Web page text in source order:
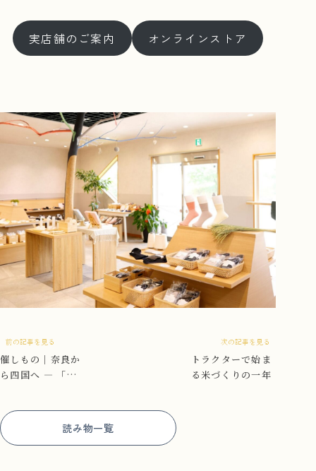
実店舗のご案内 オンラインストア
前の記事を見る
催しもの｜奈良か
ら四国へ ― 「奈
次の記事を見る
トラクターで始ま
る米づくりの一年
読み物一覧